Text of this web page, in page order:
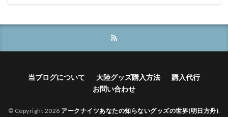
当ブログについて 大陸グッズ購入方法
購入代行
お問い合わせ
© Copyright 2026 アークナイツあなたの知らないグッズの世界(明日方舟)